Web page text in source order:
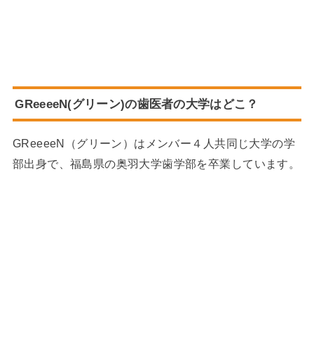
GReeeeN(グリーン)の歯医者の大学はどこ？
GReeeeN（グリーン）はメンバー４人共同じ大学の学
部出身で、福島県の奥羽大学歯学部を卒業しています。